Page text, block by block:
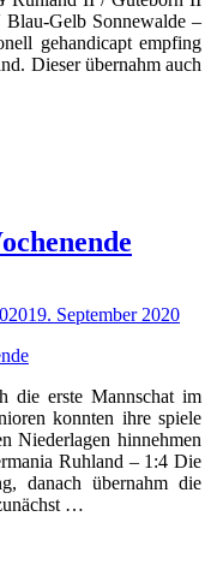
Gelb Sonnewalde –
gehandicapt empfing
Dieser übernahm auch
19. September 2020
die erste Mannschat im
konnten ihre spiele
Niederlagen hinnehmen
Ruhland – 1:4 Die
danach übernahm die
…